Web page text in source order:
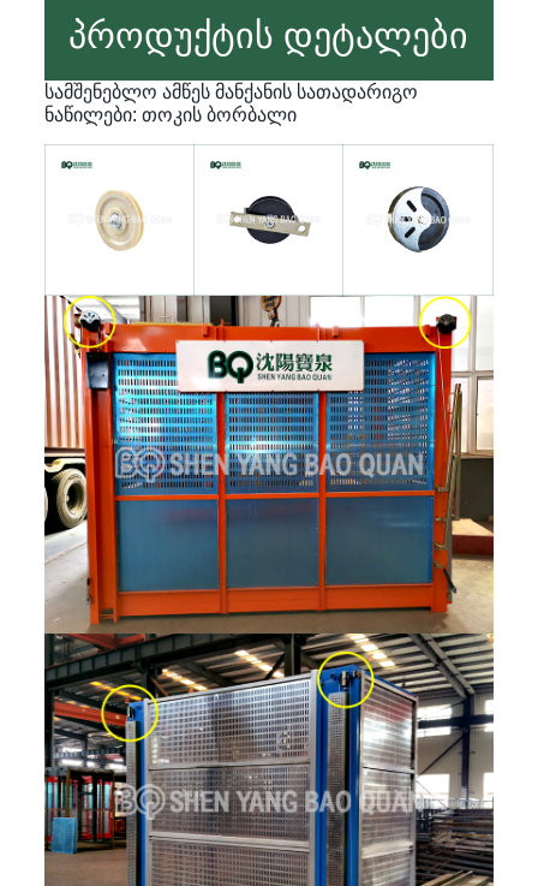
პროდუქტის დეტალები
სამშენებლო ამწეს მანქანის სათადარიგო
ნაწილები: თოკის ბორბალი